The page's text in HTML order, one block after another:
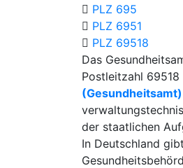
PLZ 695
PLZ 6951
PLZ 69518
Das
Postleitzahl
(Gesundheitsamt)
der staatlichen
In Deutschland